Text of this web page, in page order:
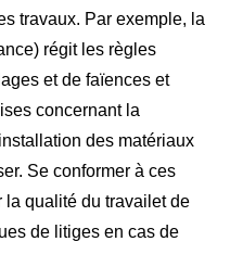
travaux. Par exemple, la
régit les règles
et de faïences et
concernant la
des matériaux
Se conformer à ces
la qualité du travailet de
de litiges en cas de